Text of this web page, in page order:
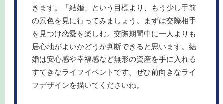
きます。「結婚」という目標より、もう少し手前
の景色を見に行ってみましょう。まずは交際相手
を見つけ恋愛を楽しむ。交際期間中に一人よりも
居心地がよいかどうか判断できると思います。結
婚は安心感や幸福感など無形の資産を手に入れる
すてきなライフイベントです。ぜひ前向きなライ
フデザインを描いてくださいね。